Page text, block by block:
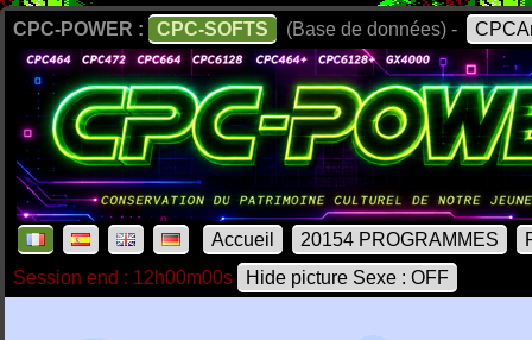
CPC-POWER : CPC-SOFTS (Base de données) -
Accueil 20154 PROGRAMMES
Session end : 12h00m00s
Hide picture Sexe : OFF